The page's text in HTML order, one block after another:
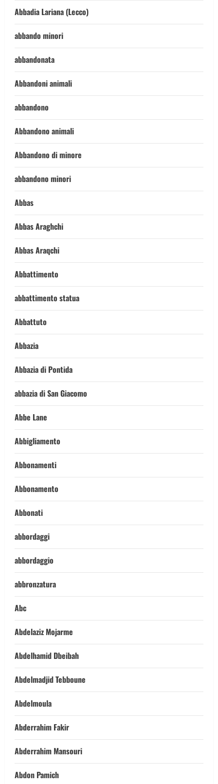
Abbadia Lariana (Lecco)
abbando minori
abbandonata
Abbandoni animali
abbandono
Abbandono animali
Abbandono di minore
abbandono minori
Abbas
Abbas Araghchi
Abbas Araqchi
Abbattimento
abbattimento statua
Abbattuto
Abbazia
Abbazia di Pontida
abbazia di San Giacomo
Abbe Lane
Abbigliamento
Abbonamenti
Abbonamento
Abbonati
abbordaggi
abbordaggio
abbronzatura
Abc
Abdelaziz Mojarme
Abdelhamid Dbeibah
Abdelmadjid Tebboune
Abdelmoula
Abderrahim Fakir
Abderrahim Mansouri
Abdon Pamich